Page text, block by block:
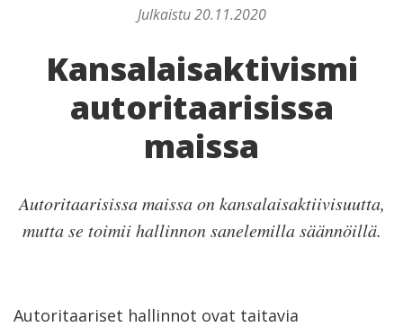
Julkaistu 20.11.2020
Kansalaisaktivismi
autoritaarisissa
maissa
Autoritaarisissa maissa on kansalaisaktiivisuutta,
mutta se toimii hallinnon sanelemilla säännöillä.
Autoritaariset hallinnot ovat taitavia